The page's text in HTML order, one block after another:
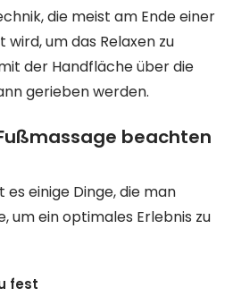
die meist am Ende einer
um das Relaxen zu
der Handfläche über die
gerieben werden.
beachten
es einige Dinge, die man
um ein optimales Erlebnis zu
fest